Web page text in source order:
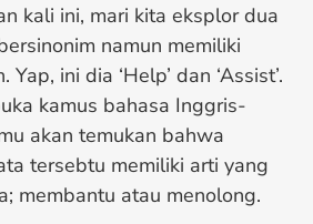
kali ini, mari kita eksplor dua
namun memiliki
ini dia ‘Help’ dan ‘Assist’.
kamus bahasa Inggris-
akan temukan bahwa
tersebtu memiliki arti yang
membantu atau menolong.